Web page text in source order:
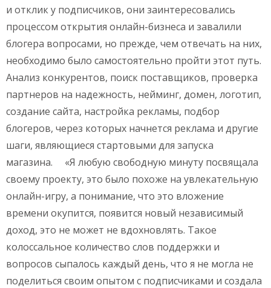
и отклик у подписчиков, они заинтересовались
процессом открытия онлайн-бизнеса и завалили
блогера вопросами, но прежде, чем отвечать на них,
необходимо было самостоятельно пройти этот путь.
Анализ конкурентов, поиск поставщиков, проверка
партнеров на надежность, нейминг, домен, логотип,
создание сайта, настройка рекламы, подбор
блогеров, через которых начнется реклама и другие
шаги, являющиеся стартовыми для запуска
магазина. «Я любую свободную минуту посвящала
своему проекту, это было похоже на увлекательную
онлайн-игру, а понимание, что это вложение
времени окупится, появится новый независимый
доход, это не может не вдохновлять. Такое
колоссальное количество слов поддержки и
вопросов сыпалось каждый день, что я не могла не
поделиться своим опытом с подписчиками и создала